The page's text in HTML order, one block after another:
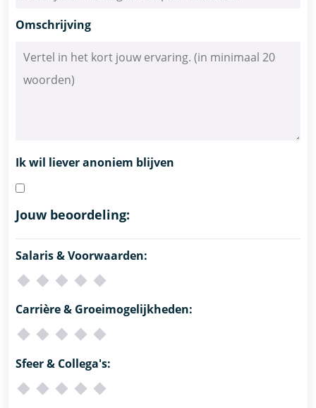
Omschrijving
Ik wil liever anoniem blijven
Jouw beoordeling:
Salaris & Voorwaarden:
Carrière & Groeimogelijkheden:
Sfeer & Collega's: